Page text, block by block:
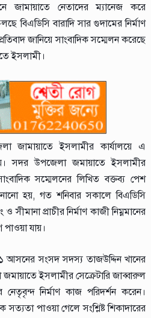
জামায়াতে নেতাদের ম্যানেজ করে
বিএডিসি বারাদি সার গুদামের নির্মাণ
জানিয়ে সাংবাদিক সম্মেলন করেছে
ইসলামী।
জামায়াতে ইসলামীর কার্যালয়ে এ
সদর উপজেলা জমায়াতে ইসলামীর
সম্মেলনের লিখিত বক্তব্য পেশ
হয়, গত শনিবার সকালে বিএডিসি
সীমানা প্রাচীর নির্মাণ কাজী নিম্নমানের
পাওয়া যায়।
আসনের সংসদ সদস্য তাজউদ্দিন খানের
ইসলামীর সেক্রেটারি জাব্বারুল
নির্মাণ কাজ পরিদর্শন করেন।
সত্যতা পাওয়া গেলে সংশ্লিষ্ট শিকাদারের